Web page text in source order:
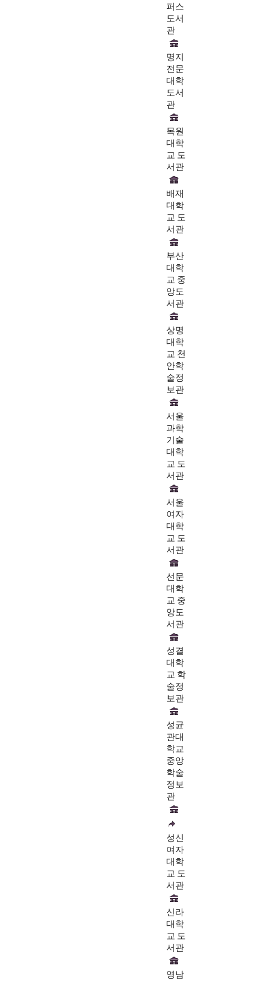
퍼스
도서
관
명지
전문
대학
도서
관
목원
대학
교 도
서관
배재
대학
교 도
서관
부산
대학
교 중
앙도
서관
상명
대학
교 천
안학
술정
보관
서울
과학
기술
대학
교 도
서관
서울
여자
대학
교 도
서관
선문
대학
교 중
앙도
서관
성결
대학
교 학
술정
보관
성균
관대
학교
중앙
학술
정보
관
성신
여자
대학
교 도
서관
신라
대학
교 도
서관
영남